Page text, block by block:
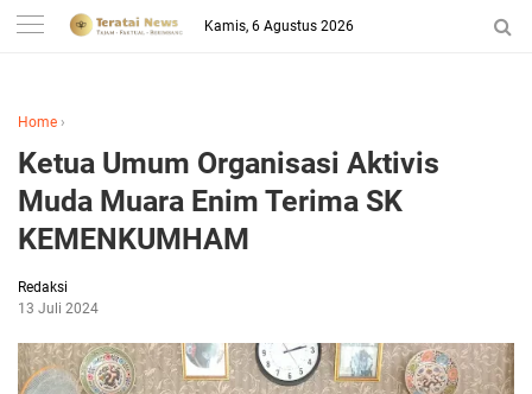
-->
Kamis, 6 Agustus 2026
Home ›
Ketua Umum Organisasi Aktivis
Muda Muara Enim Terima SK
KEMENKUMHAM
Redaksi
13 Juli 2024